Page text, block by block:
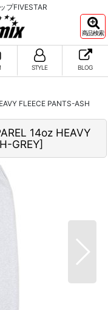
プFIVESTAR
商品検索
STYLE BLOG
FLEECE PANTS-ASH
14oz HEAVY
GREY]